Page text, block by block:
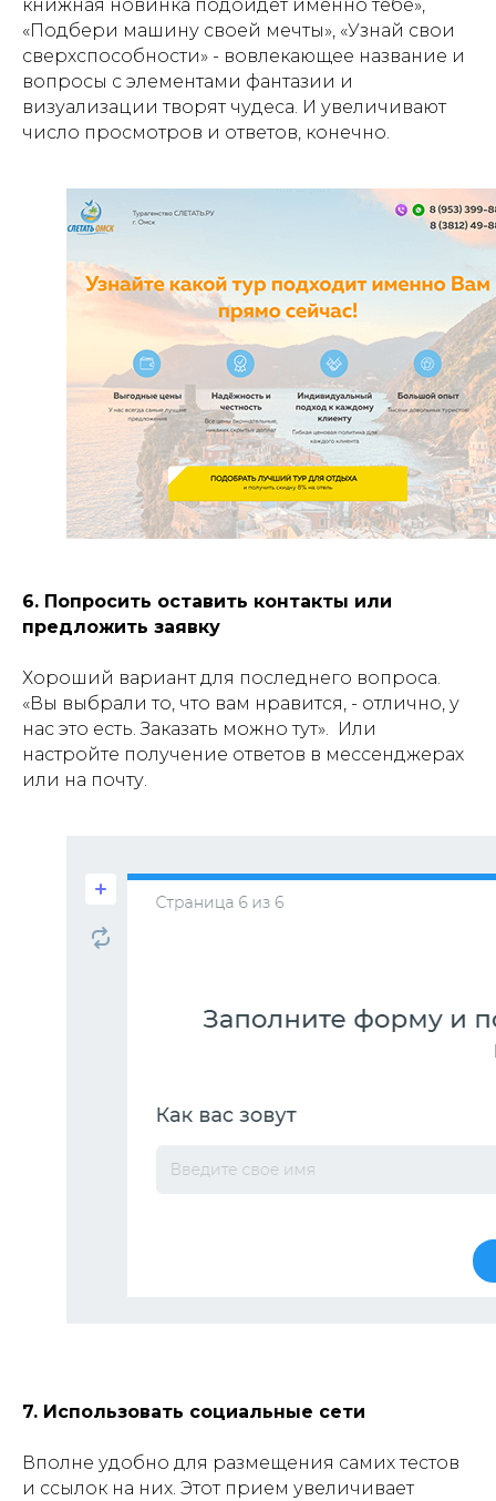
книжная новинка подойдёт именно тебе»,
«Подбери машину своей мечты», «Узнай свои
сверхспособности» - вовлекающее название и
вопросы с элементами фантазии и
визуализации творят чудеса. И увеличивают
число просмотров и ответов, конечно.
6. Попросить оставить контакты или
предложить заявку
Хороший вариант для последнего вопроса.
«Вы выбрали то, что вам нравится, - отлично, у
нас это есть. Заказать можно тут». Или
настройте получение ответов в мессенджерах
или на почту.
7. Использовать социальные сети
Вполне удобно для размещения самих тестов
и ссылок на них. Этот прием увеличивает